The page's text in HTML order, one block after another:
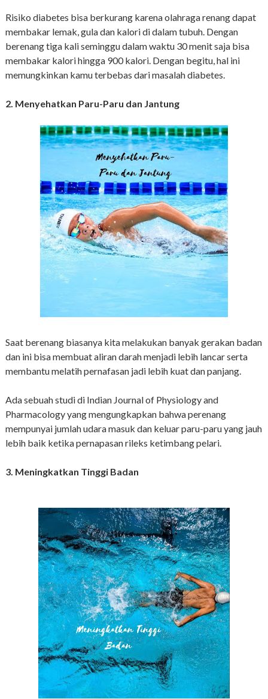
Risiko diabetes bisa berkurang karena olahraga renang dapat
membakar lemak, gula dan kalori di dalam tubuh. Dengan
berenang tiga kali seminggu dalam waktu 30 menit saja bisa
membakar kalori hingga 900 kalori. Dengan begitu, hal ini
memungkinkan kamu terbebas dari masalah diabetes.
2. Menyehatkan Paru-Paru dan Jantung
Saat berenang biasanya kita melakukan banyak gerakan badan
dan ini bisa membuat aliran darah menjadi lebih lancar serta
membantu melatih pernafasan jadi lebih kuat dan panjang.
Ada sebuah studi di Indian Journal of Physiology and
Pharmacology yang mengungkapkan bahwa perenang
mempunyai jumlah udara masuk dan keluar paru-paru yang jauh
lebih baik ketika pernapasan rileks ketimbang pelari.
3. Meningkatkan Tinggi Badan